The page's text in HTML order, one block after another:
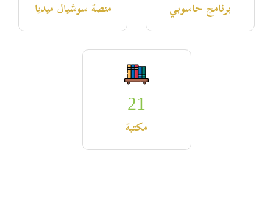
برنامج حاسوبي منصة سوشيال ميديا
21
مكتبة